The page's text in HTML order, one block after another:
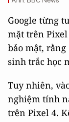
Google từng
mặt trên Pixel
bảo mật,
sinh trắc học
Tuy nhiên,
nghiệm tính
trên Pixel 4.